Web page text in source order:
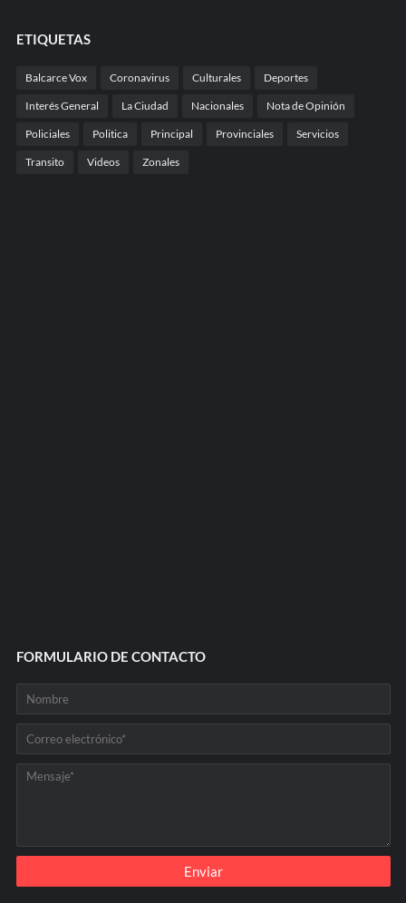
ETIQUETAS
Balcarce Vox Coronavirus Culturales Deportes
Interés General La Ciudad Nacionales Nota de Opinión
Policiales Politica Principal Provinciales Servicios
Transito Videos Zonales
FORMULARIO DE CONTACTO